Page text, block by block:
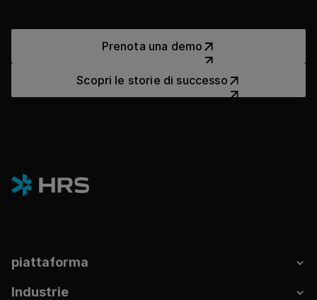
Prenota una demo
Scopri le storie di successo
Scopri le storie di successo
piattaforma
Industrie